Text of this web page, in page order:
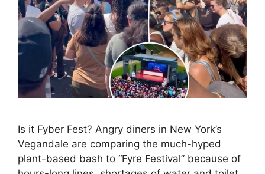
Is it Fyber Fest? Angry diners in New York’s
Vegandale are comparing the much-hyped
plant-based bash to “Fyre Festival” because of